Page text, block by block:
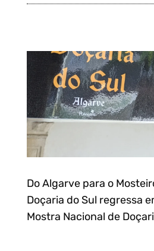
Do Algarve para o
Doçaria do Sul regressa
Mostra Nacional de